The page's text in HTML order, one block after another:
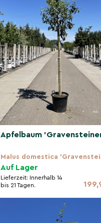
Apfelbaum
Malus domestica
Auf Lager
Lieferzeit: Innerhalb 14
bis 21 Tagen.